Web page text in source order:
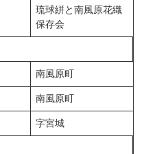
琉球絣と南風原花織
保存会
南風原町
南風原町
字宮城